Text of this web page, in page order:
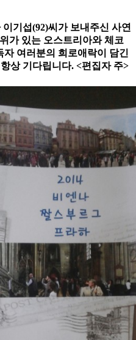
기섭(92)씨가 보내주신 사연
가 있는 오스트리아와 체코
여러분의 희로애락이 담긴
상 기다립니다. <편집자 주>